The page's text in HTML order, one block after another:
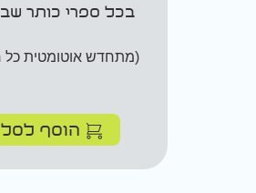
בכל ספרי כותר
(מתחדש אוטומטית כל
הוסף לסל